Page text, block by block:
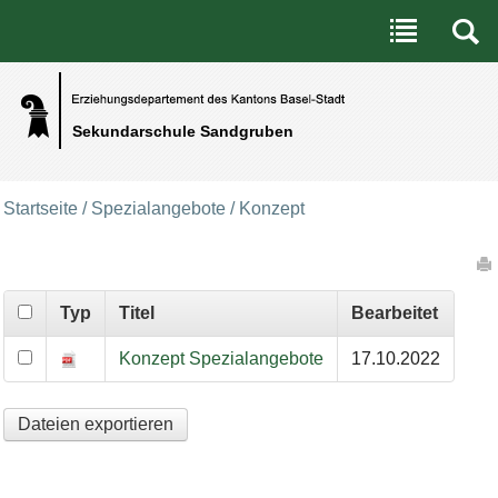
Sekundarschule Sandgruben
Benutzerspezifische Werkzeuge
Direkt zum Inhalt|Direkt zur Navigation
Startseite / Spezialangebote / Konzept
Konzept
Typ Titel Bearbeitet
Konzept Spezialangebote 17.10.2022
Dateien exportieren